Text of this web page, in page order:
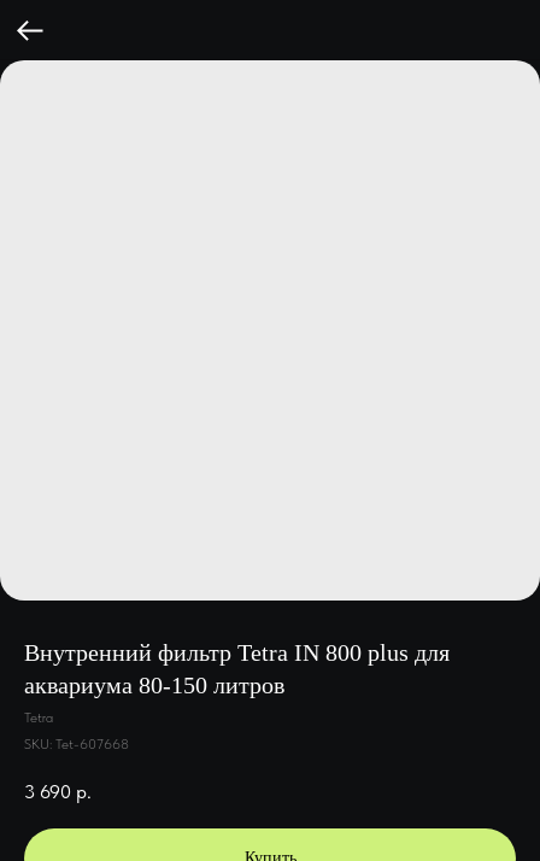
Внутренний фильтр Tetra IN 800 plus для
аквариума 80-150 литров
Tetra
SKU: Tet-607668
3 690 р.